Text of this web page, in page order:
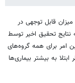
قابل توجهی در
نتایج تحقیق اخیر توسط
امر برای همه گروه‌های
به بیشتر بیماری‌ها